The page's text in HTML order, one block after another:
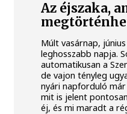
Az éjszaka,
Múlt vasárnap,
leghosszabb napja.
automatikusan a
de vajon tényleg
nyári napforduló
mit is jelent
éj, és mi maradt a